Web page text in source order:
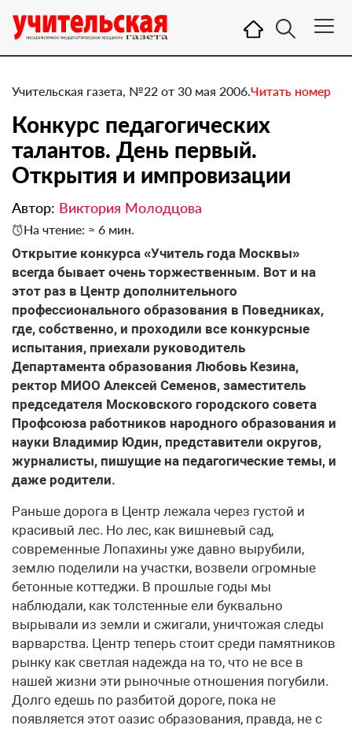
Учительская газета, №22 от 30 мая 2006.Читать номер
Конкурс педагогических
талантов. День первый.
Открытия и импровизации
Автор: Виктория Молодцова
На чтение: ≈ 6 мин.
Открытие конкурса «Учитель года Москвы»
всегда бывает очень торжественным. Вот и на
этот раз в Центр дополнительного
профессионального образования в Поведниках,
где, собственно, и проходили все конкурсные
испытания, приехали руководитель
Департамента образования Любовь Кезина,
ректор МИОО Алексей Семенов, заместитель
председателя Московского городского совета
Профсоюза работников народного образования и
науки Владимир Юдин, представители округов,
журналисты, пишущие на педагогические темы, и
даже родители.
Раньше дорога в Центр лежала через густой и
красивый лес. Но лес, как вишневый сад,
современные Лопахины уже давно вырубили,
землю поделили на участки, возвели огромные
бетонные коттеджи. В прошлые годы мы
наблюдали, как толстенные ели буквально
вырывали из земли и сжигали, уничтожая следы
варварства. Центр теперь стоит среди памятников
рынку как светлая надежда на то, что не все в
нашей жизни эти рыночные отношения погубили.
Долго едешь по разбитой дороге, пока не
появляется этот оазис образования, правда, не с